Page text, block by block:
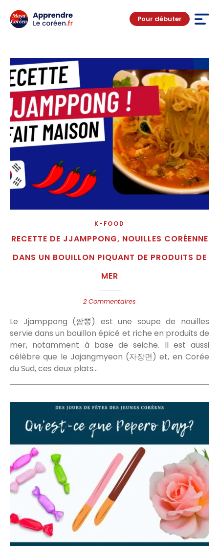
Pour débuter
K-FOOD
RECETTE DE JJAMPPONG, NOUILLES CORÉENNE
DANS UN BOUILLON PIQUANT DE PRODUITS DE
MER
2 Commentaires
Le Jjamppong (짬뽕) est une soupe de nouilles
servie dans un bouillon épicé et riche en produits de
mer, notamment à base de seiche. Il est aussi
célèbre que le Jajangmyeon (자장면) et, en Corée
du Sud, ces deux plats…